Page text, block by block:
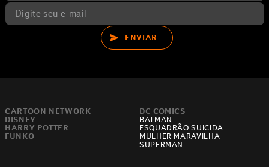
ENVIAR
CARTOON NETWORK
DISNEY
HARRY POTTER
FUNKO
DC COMICS
BATMAN
ESQUADRÃO SUICIDA
MULHER MARAVILHA
SUPERMAN